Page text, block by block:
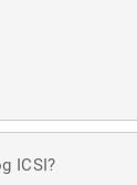
ICSI?